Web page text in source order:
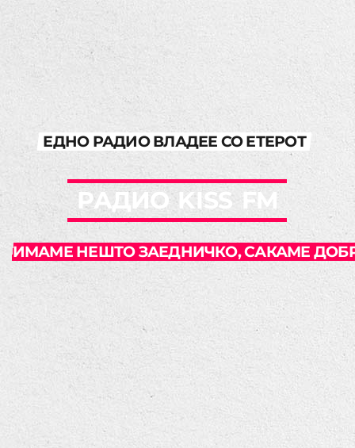
ЕДНО РАДИО ВЛАДЕЕ СО ЕТЕРОТ
РАДИО K SS FM
ИМАМЕ НЕШТО ЗАЕДНИЧКО, САКАМЕ